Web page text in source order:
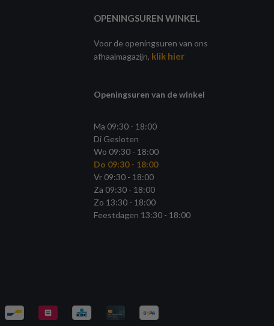
OPENINGSUREN WINKEL
Voor de openingsuren van ons
afhaalmagazijn, klik hier
Openingsuren van de winkel
Ma 09:30 - 18:00
Di Gesloten
Wo 09:30 - 18:00
Do 09:30 - 18:00
Vr 09:30 - 18:00
Za 09:30 - 18:00
Zo 13:30 - 18:00
Feestdagen 13:30 - 18:00